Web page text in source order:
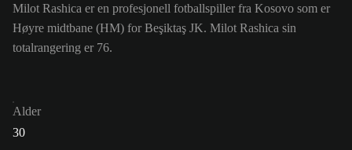
Milot Rashica er en profesjonell fotballspiller fra Kosovo som er
Høyre midtbane (HM) for Beşiktaş JK. Milot Rashica sin
totalrangering er 76.
Alder
30